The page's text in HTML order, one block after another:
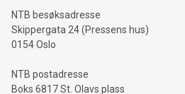
NTB besøksadresse
Skippergata 24 (Pressens hus)
0154 Oslo
NTB postadresse
Boks 6817 St. Olavs plass